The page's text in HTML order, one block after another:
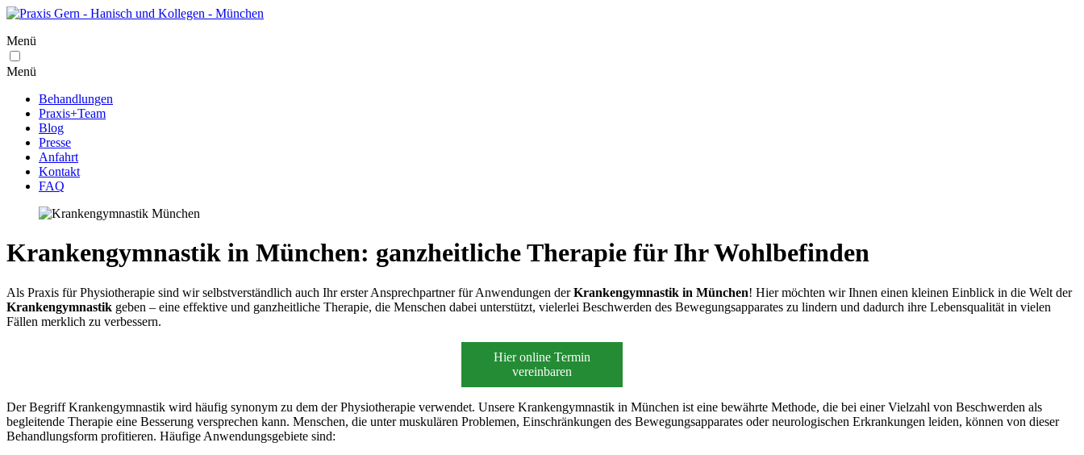
Menü
Menü
Behandlungen
Praxis+Team
Blog
Presse
Anfahrt
Kontakt
FAQ
Krankengymnastik in München: ganzheitliche Therapie für Ihr Wohlbefinden
Als Praxis für Physiotherapie sind wir selbstverständlich auch Ihr erster Ansprechpartner für Anwendungen derKrankengymnastik in München! Hier möchten wir Ihnen einen kleinen Einblick in die Welt der
Krankengymnastik geben – eine effektive und ganzheitliche Therapie, die Menschen dabei unterstützt, vielerlei Beschwerden des Bewegungsapparates zu lindern und dadurch ihre Lebensqualität in vielen
Fällen merklich zu verbessern.
Hier online Termin
vereinbaren
Der Begriff Krankengymnastik wird häufig synonym zu dem der Physiotherapie verwendet. Unsere Krankengymnastik in München ist eine bewährte Methode, die bei einer Vielzahl von Beschwerden als
begleitende Therapie eine Besserung versprechen kann. Menschen, die unter muskulären Problemen, Einschränkungen des Bewegungsapparates oder neurologischen Erkrankungen leiden, können von dieser
Behandlungsform profitieren. Häufige Anwendungsgebiete sind: